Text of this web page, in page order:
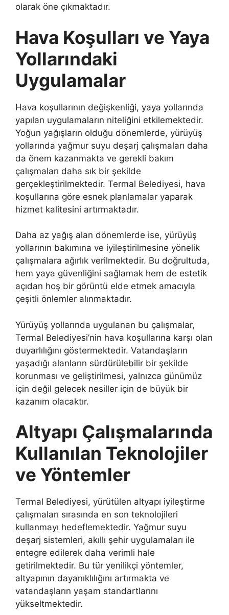
olarak öne çıkmaktadır.
Hava Koşulları ve Yaya
Yollarındaki
Uygulamalar
Hava koşullarının değişkenliği, yaya yollarında
yapılan uygulamaların niteliğini etkilemektedir.
Yoğun yağışların olduğu dönemlerde, yürüyüş
yollarında yağmur suyu deşarj çalışmaları daha
da önem kazanmakta ve gerekli bakım
çalışmaları daha sık bir şekilde
gerçekleştirilmektedir. Termal Belediyesi, hava
koşullarına göre esnek planlamalar yaparak
hizmet kalitesini artırmaktadır.
Daha az yağış alan dönemlerde ise, yürüyüş
yollarının bakımına ve iyileştirilmesine yönelik
çalışmalara ağırlık verilmektedir. Bu doğrultuda,
hem yaya güvenliğini sağlamak hem de estetik
açıdan hoş bir görüntü elde etmek amacıyla
çeşitli önlemler alınmaktadır.
Yürüyüş yollarında uygulanan bu çalışmalar,
Termal Belediyesi’nin hava koşullarına karşı olan
duyarlılığını göstermektedir. Vatandaşların
yaşadığı alanların sürdürülebilir bir şekilde
korunması ve geliştirilmesi, yalnızca günümüz
için değil gelecek nesiller için de büyük bir
kazanım olacaktır.
Altyapı Çalışmalarında
Kullanılan Teknolojiler
ve Yöntemler
Termal Belediyesi, yürütülen altyapı iyileştirme
çalışmaları sırasında en son teknolojileri
kullanmayı hedeflemektedir. Yağmur suyu
deşarj sistemleri, akıllı şehir uygulamaları ile
entegre edilerek daha verimli hale
getirilmektedir. Bu tür yenilikçi yöntemler,
altyapının dayanıklılığını artırmakta ve
vatandaşların yaşam standartlarını
yükseltmektedir.